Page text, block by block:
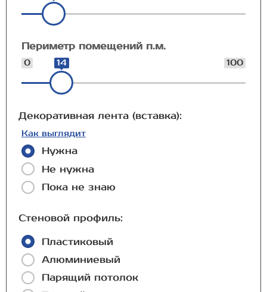
Периметр помещений п.м.
0 100
14
Декоративная лента (вставка):
Как выглядит
Нужна
Не нужна
Пока не знаю
Стеновой профиль:
Пластиковый
Алюминиевый
Парящий потолок